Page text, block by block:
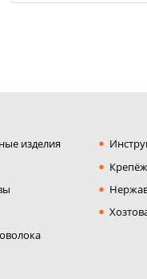
изделия
Крепёж